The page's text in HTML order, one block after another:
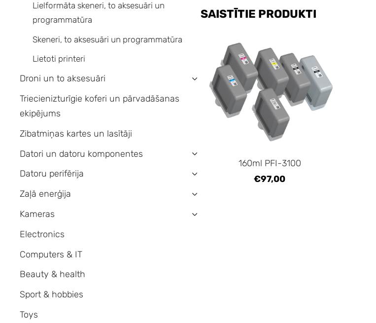
Lielformāta skeneri, to aksesuāri un
programmatūra
Skeneri, to aksesuāri un programmatūra
Lietoti printeri
Droni un to aksesuāri ›
Triecienizturīgie koferi un pārvadāšanas
ekipējums
Zibatmiņas kartes un lasītāji
Datori un datoru komponentes
›
Datoru perifērija ›
Zaļā enerģija ›
Kameras ›
Electronics
Computers & IT
Beauty & health
Sport & hobbies
Toys
SAISTĪTIE PRODUKTI
160ml PFI-3100
€97,00